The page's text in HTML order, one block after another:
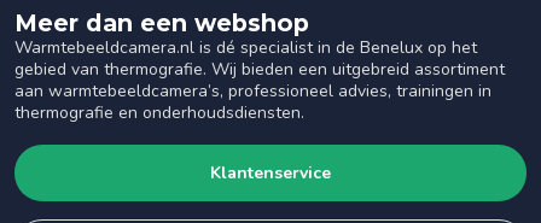
Meer dan een webshop
Warmtebeeldcamera.nl is dé specialist in de Benelux op het
gebied van thermografie. Wij bieden een uitgebreid assortiment
aan warmtebeeldcamera’s, professioneel advies, trainingen in
thermografie en onderhoudsdiensten.
Klantenservice